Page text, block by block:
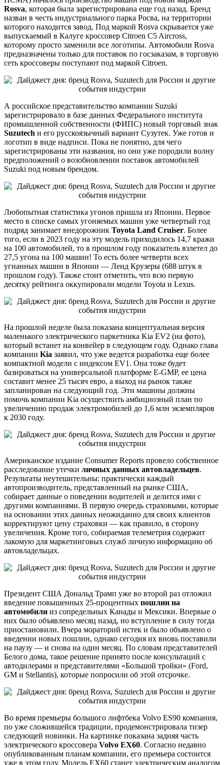
Rosva, которая была зарегистрирована еще год назад. Бренд
назван в честь индустриального парка Росва, на территории
которого находится завод. Под маркой Rosva скрывается уже
выпускаемый в Калуге кроссовер Citroen C5 Aircross,
которому просто заменили все логотипы. Автомобили Rosva
предназначены только для поставок по госзаказам, в торговую
сеть кроссоверы поступают под маркой Citroen.
А российское представительство компании Suzuki
зарегистрировало в базе данных Федерального института
промышленной собственности (ФИПС) новый торговый знак
Suzutech и его русскоязычный вариант Сузутек. Уже готов и
логотип в виде надписи. Пока не понятно, для чего
зарегистрированы эти названия, но они уже породили волну
предположений о возобновлении поставок автомобилей
Suzuki под новым брендом.
Любопытная статистика угонов пришла из Японии. Первое
место в списке самых угоняемых машин уже четвертый год
подряд занимает внедорожник Toyota Land Cruiser. Более
того, если в 2023 году на эту модель приходилось 14,7 кражи
на 100 автомобилей, то в прошлом году показатель взлетел до
27,5 угона на 100 машин! То есть более четверти всех
угнанных машин в Японии — Ленд Крузеры (688 штук в
прошлом году). Также стоит отметить, что всю первую
десятку рейтинга оккупировали модели Toyota и Lexus.
На прошлой неделе была показана концептуальная версия
маленького электрического паркетника Kia EV2 (на фото),
который встанет на конвейер в следующем году. Однако глава
компании Kia заявил, что уже ведется разработка еще более
компактной модели с индексом EV1. Она тоже будет
базироваться на универсальной платформе E-GMP, ее цена
составит менее 25 тысяч евро, а выход на рынок также
запланирован на следующий год. Эти машины должны
помочь компании Kia осуществить амбициозный план по
увеличению продаж электромобилей до 1,6 млн экземпляров
к 2030 году.
Американское издание Consumer Reports провело собственное
расследование утечки личных данных автовладельцев.
Результаты неутешительны: практически каждый
автопроизводитель, представленный на рынке США,
собирает данные о поведении водителей и делится ими с
другими компаниями. В первую очередь страховыми, которые
на основании этих данных неожиданно для своих клиентов
корректируют цену страховки — как правило, в сторону
увеличения. Кроме того, собираемая телеметрия содержит
лакомую для маркетинговых служб личную информацию об
автовладельцах.
Президент США Дональд Трамп уже во второй раз отложил
введение повышенных 25-процентных пошлин на
автомобили из сопредельных Канады и Мексики. Впервые о
них было объявлено месяц назад, но вступление в силу тогда
приостановили. Вчера мораторий истек и было объявлено о
введении новых пошлин, однако сегодня их вновь поставили
на паузу — и снова на один месяц. По словам представителей
Белого дома, такое решение принято после консультаций с
автодилерами и представителями «Большой тройки» (Ford,
GM и Stellantis), которые попросили об этой отсрочке.
Во время премьеры большого лифтбека Volvo ES90 компания,
по уже сложившейся традиции, продемонстрировала тизер
следующей новинки. На картинке показана задняя часть
электрического кроссовера Volvo EX60. Согласно недавно
опубликованным планам компании, его премьера состоится
уже в этом году. Модель EX60 станет электрическим аналогом